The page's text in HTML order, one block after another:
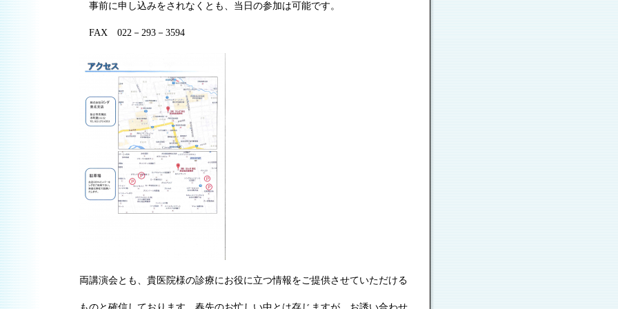
事前に申し込みをされなくとも、当日の参加は可能です。
FAX 022－293－3594
両講演会とも、貴医院様の診療にお役に立つ情報をご提供させていただける